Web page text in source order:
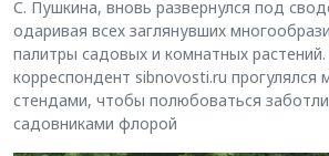
С. Пушкина, вновь развернулся под
одаривая всех заглянувших
палитры садовых и комнатных
корреспондент sibnovosti.ru
стендами, чтобы полюбоваться
садовниками флорой